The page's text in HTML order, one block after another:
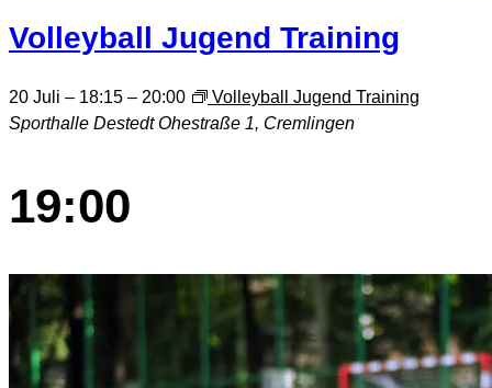
Volleyball Jugend Training
20 Juli – 18:15 – 20:00
Volleyball Jugend Training
Sporthalle DestedtOhestraße 1, Cremlingen
19:00